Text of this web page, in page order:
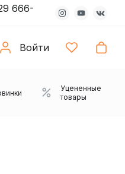
666-
Войти
Уцененные
товары